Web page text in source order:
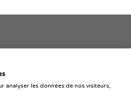
mon offre
analyser les données de nos visiteurs,